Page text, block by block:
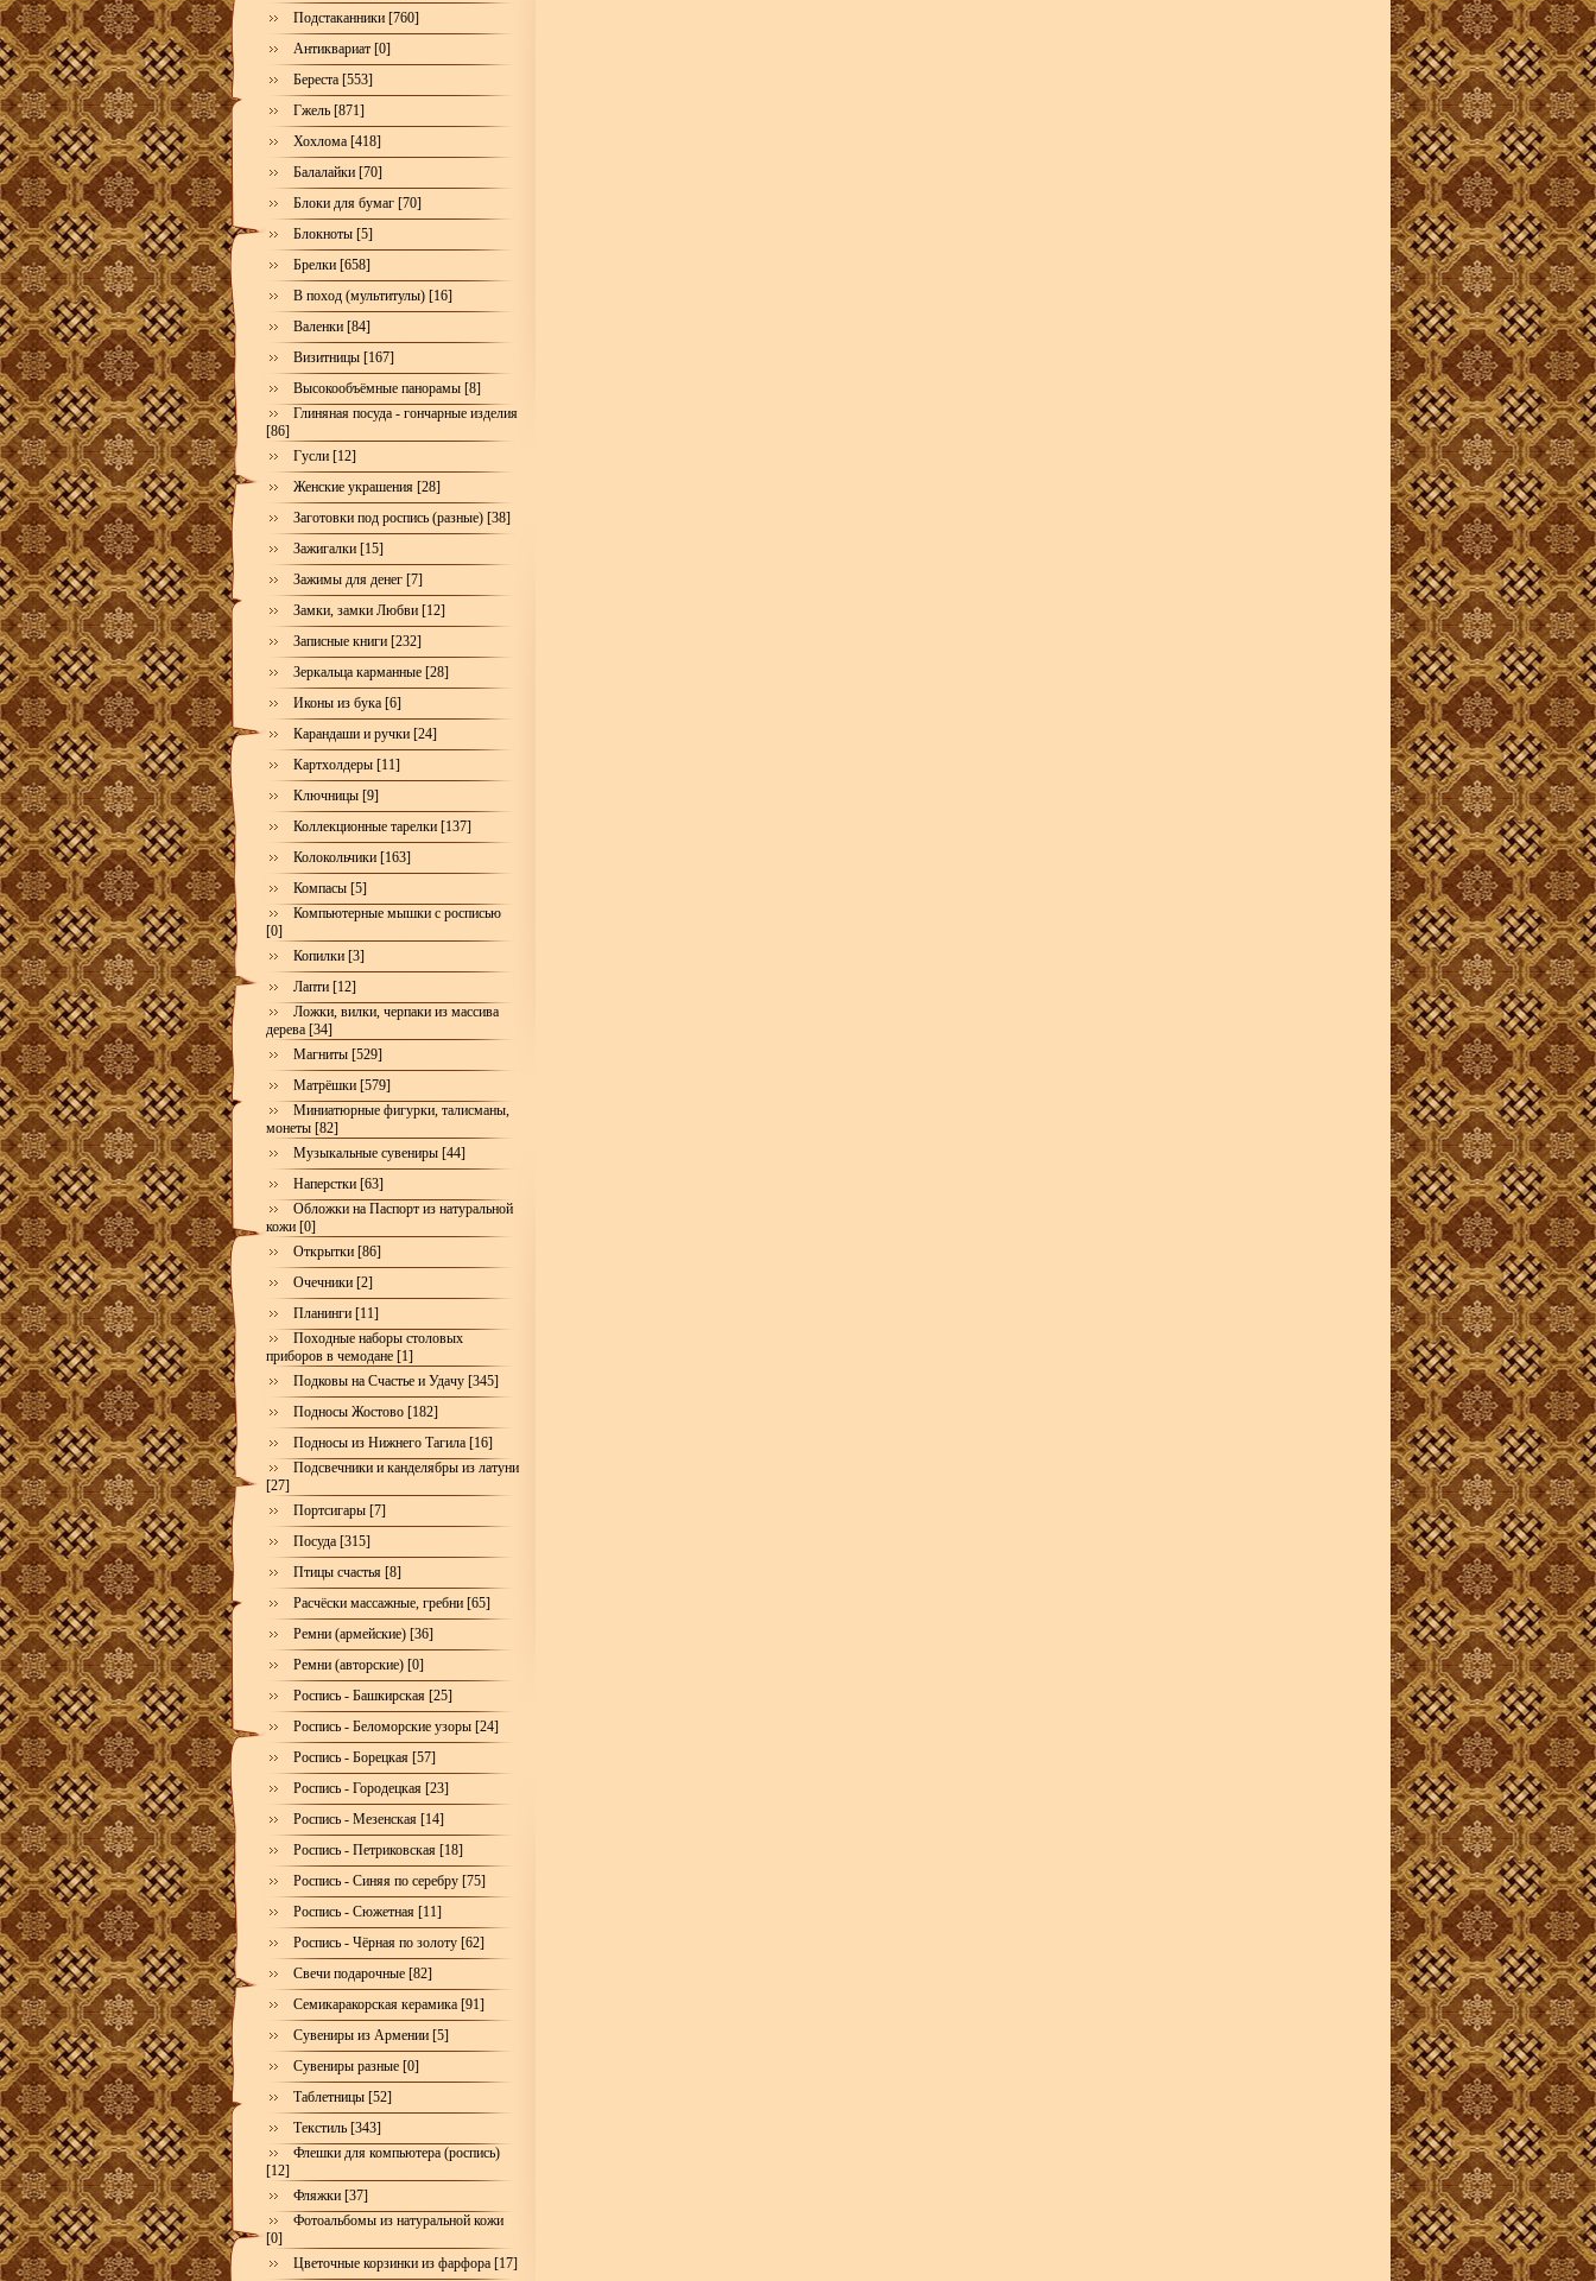
Подстаканники [760]
Антиквариат [0]
Береста [553]
Гжель [871]
Хохлома [418]
Балалайки [70]
Блоки для бумаг [70]
Блокноты [5]
Брелки [658]
В поход (мультитулы) [16]
Валенки [84]
Визитницы [167]
Высокообъёмные панорамы [8]
Глиняная посуда - гончарные изделия
[86]
Гусли [12]
Женские украшения [28]
Заготовки под роспись (разные) [38]
Зажигалки [15]
Зажимы для денег [7]
Замки, замки Любви [12]
Записные книги [232]
Зеркальца карманные [28]
Иконы из бука [6]
Карандаши и ручки [24]
Картхолдеры [11]
Ключницы [9]
Коллекционные тарелки [137]
Колокольчики [163]
Компасы [5]
Компьютерные мышки с росписью
[0]
Копилки [3]
Лапти [12]
Ложки, вилки, черпаки из массива
дерева [34]
Магниты [529]
Матрёшки [579]
Миниатюрные фигурки, талисманы,
монеты [82]
Музыкальные сувениры [44]
Наперстки [63]
Обложки на Паспорт из натуральной
кожи [0]
Открытки [86]
Очечники [2]
Планинги [11]
Походные наборы столовых
приборов в чемодане [1]
Подковы на Счастье и Удачу [345]
Подносы Жостово [182]
Подносы из Нижнего Тагила [16]
Подсвечники и канделябры из латуни
[27]
Портсигары [7]
Посуда [315]
Птицы счастья [8]
Расчёски массажные, гребни [65]
Ремни (армейские) [36]
Ремни (авторские) [0]
Роспись - Башкирская [25]
Роспись - Беломорские узоры [24]
Роспись - Борецкая [57]
Роспись - Городецкая [23]
Роспись - Мезенская [14]
Роспись - Петриковская [18]
Роспись - Синяя по серебру [75]
Роспись - Сюжетная [11]
Роспись - Чёрная по золоту [62]
Свечи подарочные [82]
Семикаракорская керамика [91]
Сувениры из Армении [5]
Сувениры разные [0]
Таблетницы [52]
Текстиль [343]
Флешки для компьютера (роспись)
[12]
Фляжки [37]
Фотоальбомы из натуральной кожи
[0]
Цветочные корзинки из фарфора [17]